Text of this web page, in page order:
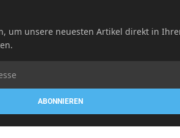
um unsere neuesten Artikel direkt in
ABONNIEREN